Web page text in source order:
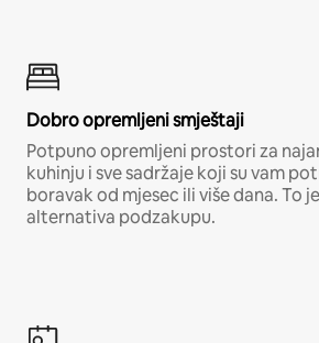
Dobro opremljeni smještaji
Potpuno opremljeni prostori za
kuhinju i sve sadržaje koji su vam
boravak od mjesec ili više dana. To
alternativa podzakupu.